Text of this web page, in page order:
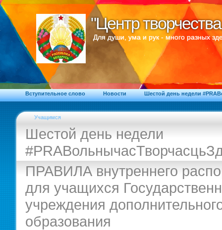
"Центр
"Центр
Для души, ума и рук - много разных
Вступительное слово Новости Шестой день недели
Учащимся
Шестой день недели
ПРАВИЛА внутреннего
для учащихся
учреждения
образования